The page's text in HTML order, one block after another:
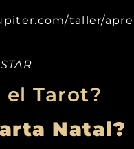
taller/
el Tarot?
Natal?